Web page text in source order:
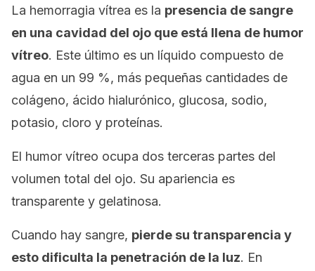
La hemorragia vítrea es la presencia de sangre
en una cavidad del ojo que está llena de humor
vítreo. Este último es un líquido compuesto de
agua en un 99 %, más pequeñas cantidades de
colágeno, ácido hialurónico, glucosa, sodio,
potasio, cloro y proteínas.
El humor vítreo ocupa dos terceras partes del
volumen total del ojo. Su apariencia es
transparente y gelatinosa.
Cuando hay sangre, pierde su transparencia y
esto dificulta la penetración de la luz. En